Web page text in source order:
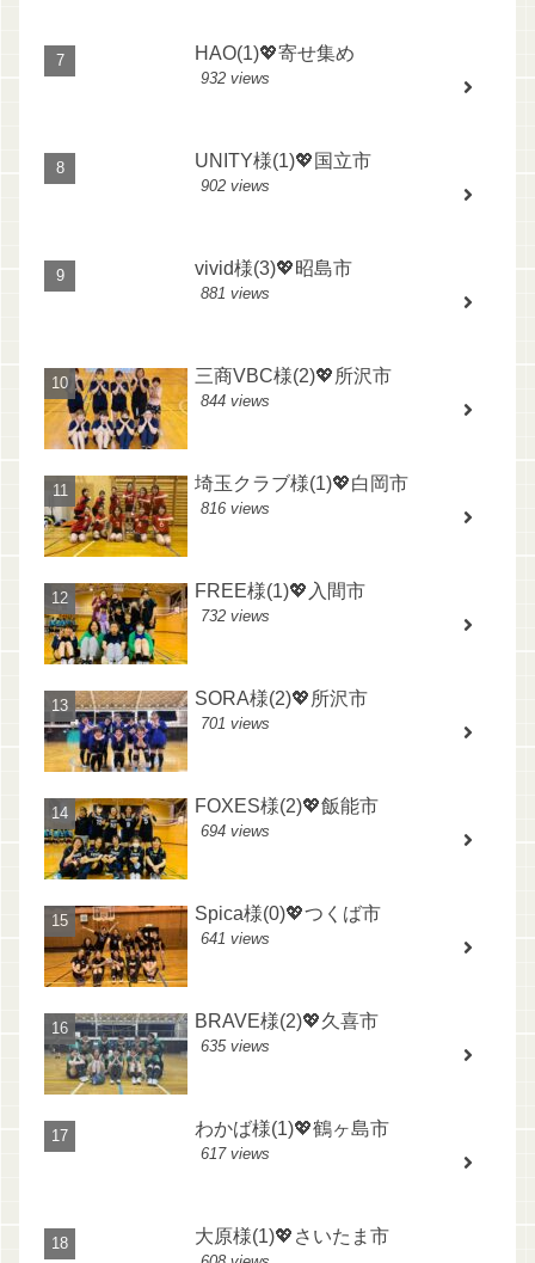
HAO(1)💖寄せ集め
932 views
UNITY様(1)💖国立市
902 views
vivid様(3)💖昭島市
881 views
三商VBC様(2)💖所沢市
844 views
埼玉クラブ様(1)💖白岡市
816 views
FREE様(1)💖入間市
732 views
SORA様(2)💖所沢市
701 views
FOXES様(2)💖飯能市
694 views
Spica様(0)💖つくば市
641 views
BRAVE様(2)💖久喜市
635 views
わかば様(1)💖鶴ヶ島市
617 views
大原様(1)💖さいたま市